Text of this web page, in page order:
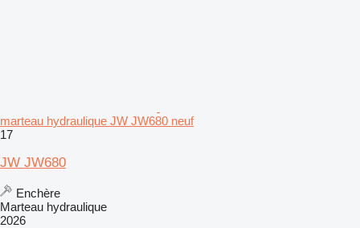
marteau hydraulique JW JW680 neuf
17
JW JW680
Enchère
Marteau hydraulique
2026